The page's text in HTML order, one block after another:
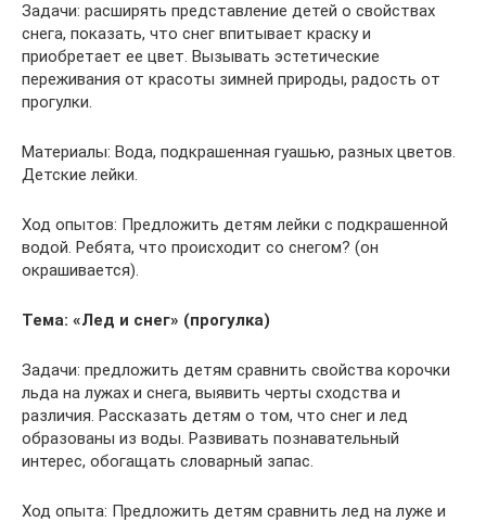
Задачи: расширять представление детей о свойствах
снега, показать, что снег впитывает краску и
приобретает ее цвет. Вызывать эстетические
переживания от красоты зимней природы, радость от
прогулки.
Материалы: Вода, подкрашенная гуашью, разных цветов.
Детские лейки.
Ход опытов: Предложить детям лейки с подкрашенной
водой. Ребята, что происходит со снегом? (он
окрашивается).
Тема: «Лед и снег» (прогулка)
Задачи: предложить детям сравнить свойства корочки
льда на лужах и снега, выявить черты сходства и
различия. Рассказать детям о том, что снег и лед
образованы из воды. Развивать познавательный
интерес, обогащать словарный запас.
Ход опыта: Предложить детям сравнить лед на луже и